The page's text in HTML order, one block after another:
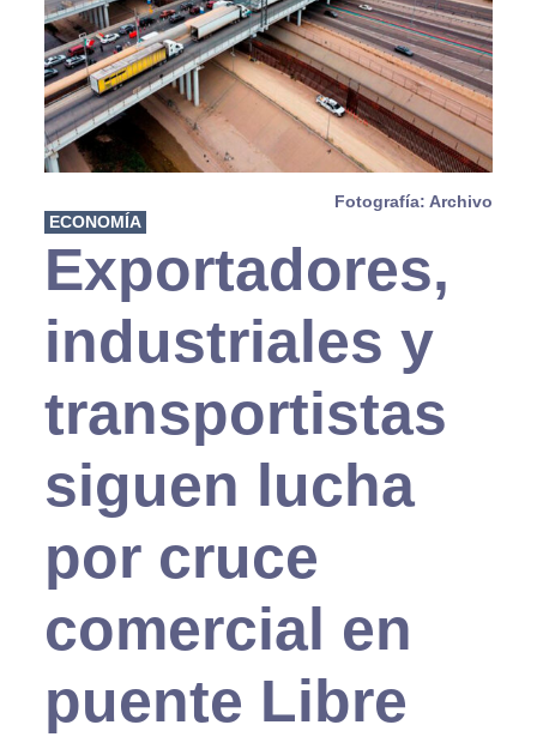
Fotografía: Archivo
ECONOMÍA
Exportadores,
industriales y
transportistas
siguen lucha
por cruce
comercial en
puente Libre